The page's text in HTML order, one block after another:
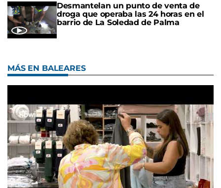
Desmantelan un punto de venta de
droga que operaba las 24 horas en el
barrio de La Soledad de Palma
MÁS EN BALEARES